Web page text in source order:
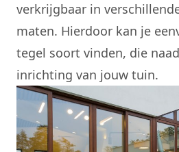
verkrijgbaar in
maten. Hierdoor kan je
tegel soort vinden, die
inrichting van jouw tuin.